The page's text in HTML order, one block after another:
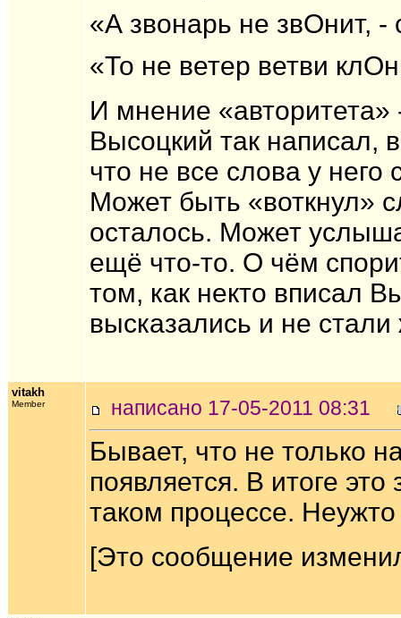
«А звонарь не звОнит, -
«То не ветер ветви
И мнение
Высоцкий так написал,
что не все слова у
Может быть «воткнул»
осталось. Может
ещё что-то. О чём
том, как некто вписал
высказались и не
vitakh
Member написано 17-05-2011 08:31
Бывает, что не только
появляется. В итоге
таком процессе.
[Это сообщение